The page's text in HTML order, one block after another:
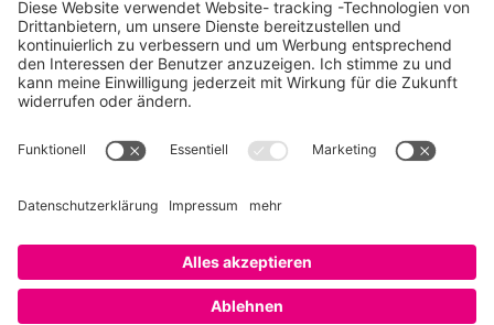
Über SAATKORN
SAATKORN ist der Blog von Gero Hesse. Seit 2009 schreibt
er über die Themen Employer Branding,